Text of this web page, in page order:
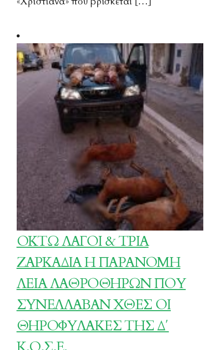
ΟΚΤΩ ΛΑΓΟΙ & ΤΡΙΑ
ΖΑΡΚΑΔΙΑ Η ΠΑΡΑΝΟΜΗ
ΛΕΙΑ ΛΑΘΡΟΘΗΡΩΝ ΠΟΥ
ΣΥΝΕΛΛΑΒΑΝ ΧΘΕΣ ΟΙ
ΘΗΡΟΦΥΛΑΚΕΣ ΤΗΣ Δ΄